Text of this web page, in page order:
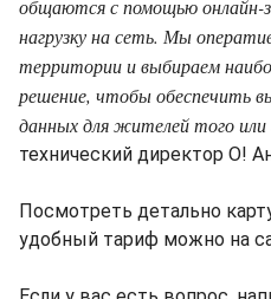
общаются с помощью онлайн-
нагрузку на сеть. Мы
территории и выбираем
решение, чтобы обеспечить
данных для жителей того или
технический директор О!
Посмотреть детально
удобный тариф можно на